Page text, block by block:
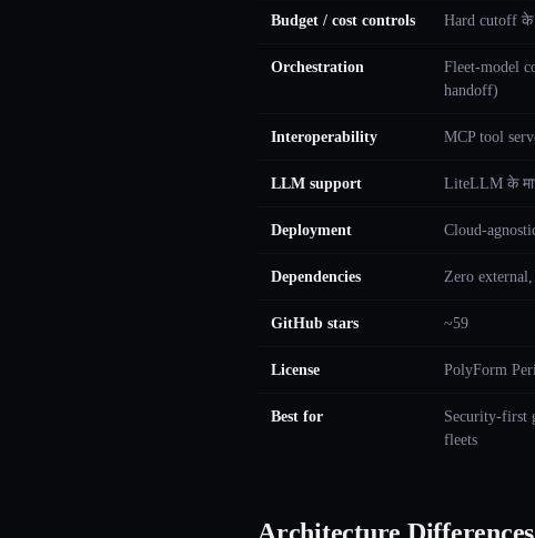
Budget / cost controls Hard cutoff के
Orchestration
Fleet-model
handoff)
Interoperability MCP tool
LLM support LiteLLM के
Deployment Cloud-
Dependencies Zero
GitHub stars ~59
License PolyForm
Best for
Security-first
fleets
Architecture Differences